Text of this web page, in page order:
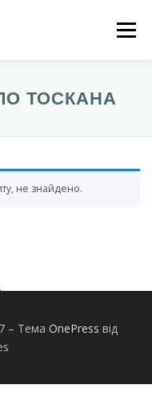
Меню
КОШИК
ТОСКАНА
не знайдено.
– Тема OnePress від